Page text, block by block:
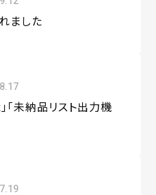
ました
「未納品リスト出力機